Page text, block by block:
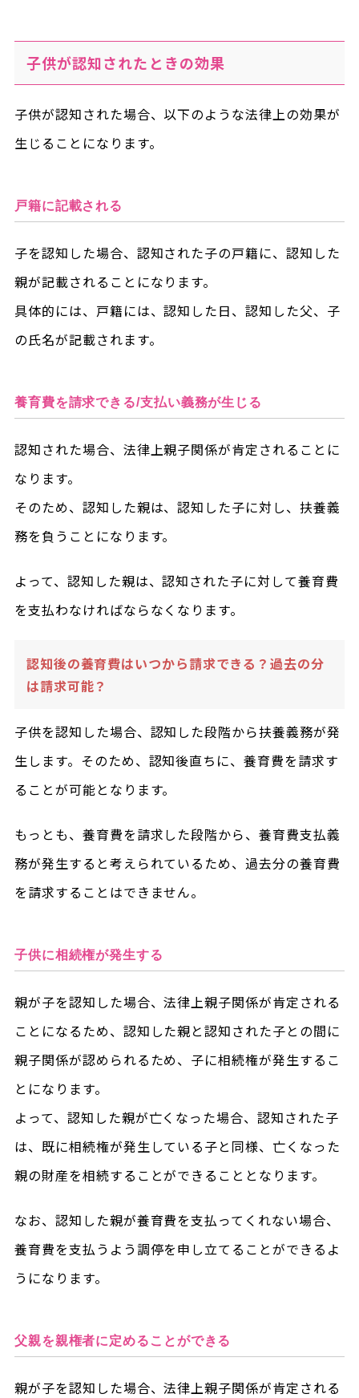
子供が認知されたときの効果
子供が認知された場合、以下のような法律上の効果が
生じることになります。
戸籍に記載される
子を認知した場合、認知された子の戸籍に、認知した
親が記載されることになります。
具体的には、戸籍には、認知した日、認知した父、子
の氏名が記載されます。
養育費を請求できる/支払い義務が生じる
認知された場合、法律上親子関係が肯定されることに
なります。
そのため、認知した親は、認知した子に対し、扶養義
務を負うことになります。
よって、認知した親は、認知された子に対して養育費
を支払わなければならなくなります。
認知後の養育費はいつから請求できる？過去の分
は請求可能？
子供を認知した場合、認知した段階から扶養義務が発
生します。そのため、認知後直ちに、養育費を請求す
ることが可能となります。
もっとも、養育費を請求した段階から、養育費支払義
務が発生すると考えられているため、過去分の養育費
を請求することはできません。
子供に相続権が発生する
親が子を認知した場合、法律上親子関係が肯定される
ことになるため、認知した親と認知された子との間に
親子関係が認められるため、子に相続権が発生するこ
とになります。
よって、認知した親が亡くなった場合、認知された子
は、既に相続権が発生している子と同様、亡くなった
親の財産を相続することができることとなります。
なお、認知した親が養育費を支払ってくれない場合、
養育費を支払うよう調停を申し立てることができるよ
うになります。
父親を親権者に定めることができる
親が子を認知した場合、法律上親子関係が肯定される